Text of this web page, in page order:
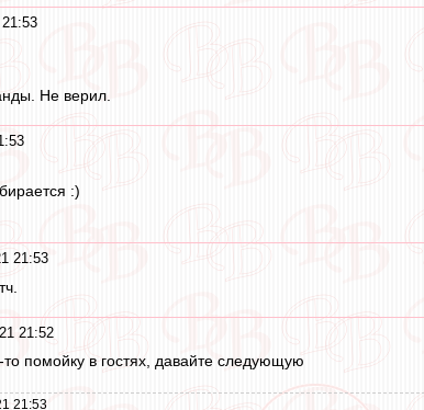
Не верил.
:)
21:53
21:52
помойку в гостях, давайте следующую
21:53